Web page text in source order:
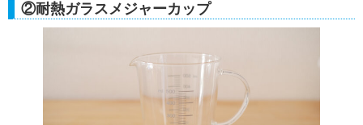
②耐熱ガラスメジャーカップ